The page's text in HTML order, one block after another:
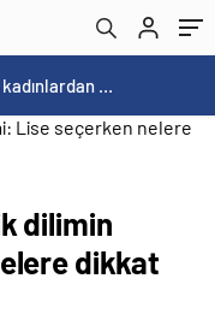
Norweç silahlı kuvvetleri kadınlardan oluşan özel kuvvetler eğitimlerini başlattı.
dilimin
dikkat